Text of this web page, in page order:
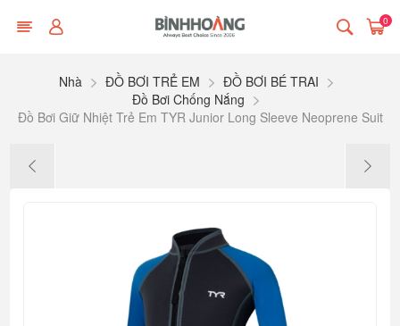
0
Nhà ĐỒ BƠI TRẺ EM
ĐỒ BƠI BÉ TRAI
Đồ Bơi Chống Nắng
Đồ Bơi Giữ Nhiệt Trẻ Em TYR Junior Long Sleeve Neoprene Suit